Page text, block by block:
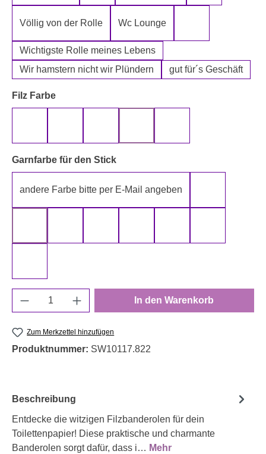
Völlig von der Rolle Wc Lounge
Wichtigste Rolle meines Lebens
Wir hamstern nicht wir Plündern
gut für´s Geschäft
Filz Farbeauswählen
Garnfarbe für den Stickauswählen
andere Farbe bitte per E-Mail angeben
Produkt Anzahl: Gib den gewünschten
In den Warenkorb
Zum Merkzettel hinzufügen
Produktnummer: SW10117.822
Beschreibung
Entdecke die witzigen Filzbanderolen für dein
Toilettenpapier! Diese praktische und charmante
Banderolen sorgt dafür, dass i… Mehr